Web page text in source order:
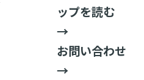
ップを読む
→
お問い合わせ
→